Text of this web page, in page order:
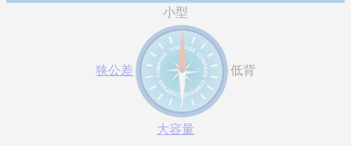
小型
狭公差 低背
大容量